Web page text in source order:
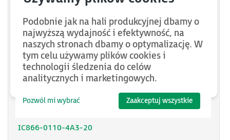
IC866-0075-2A3-2P
IC866-0075-4A3-20
IC866-0075-4A3-2P
IC866-0075-603-20
IC866-0075-603-2P
IC866-0110-4A3-20
Podobnie jak na hali produkcyjnej dbamy o
najwyższą wydajność i efektywność, na
naszych stronach dbamy o optymalizację. W
tym celu używamy plików cookies i
technologii śledzenia do celów
analitycznych i marketingowych.
Pozwól mi wybrać Zaakceptuj wszystkie